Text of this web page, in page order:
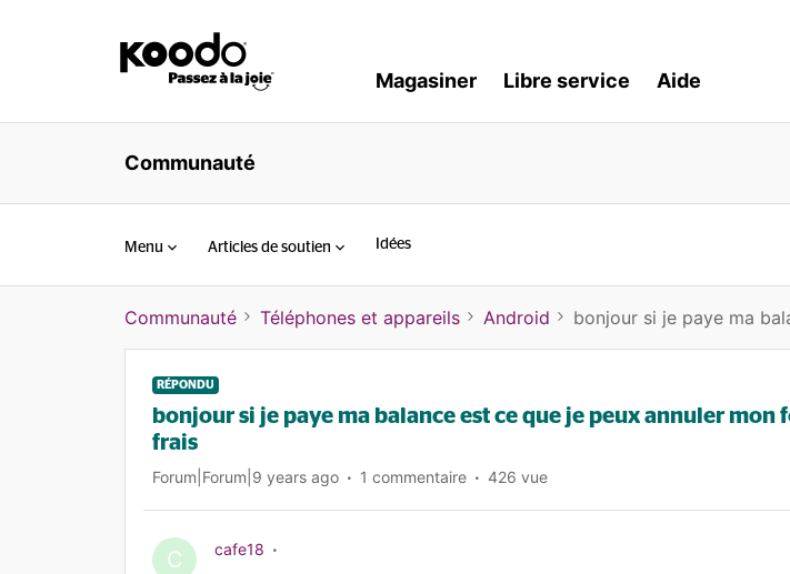
Magasiner Libre service Aide
Communauté
Menu Articles de soutien Idées
Communauté Téléphones et appareils Android bonjour si je paye ma
RÉPONDU
bonjour si je paye ma balance est ce que je peux annuler mon
frais
Forum|Forum|9 years ago 1 commentaire 426 vue
C cafe18